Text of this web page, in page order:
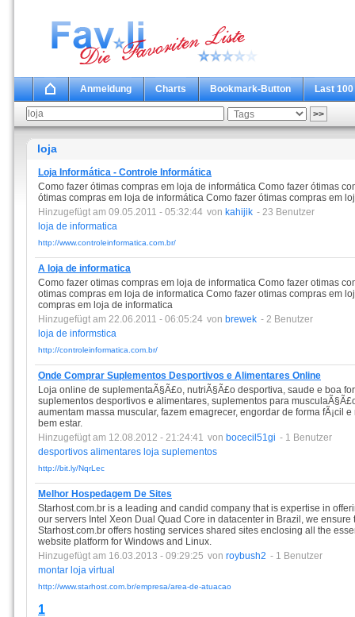
Anmeldung Charts Bookmark-Button Last 100
loja
Loja Informática - Controle Informática
Como fazer ótimas compras em loja de informática Como fazer ótimas
ótimas compras em loja de informática Como fazer ótimas compras em
Hinzugefügt am 09.05.2011 - 05:32:44 von kahijik - 23 Benutzer
loja de informatica
http://www.controleinformatica.com.br/
A loja de informatica
Como fazer otimas compras em loja de informatica Como fazer otimas
otimas compras em loja de informatica Como fazer otimas compras em
compras em loja de informatica
Hinzugefügt am 22.06.2011 - 06:05:24 von brewek - 2 Benutzer
loja de informstica
http://controleinformatica.com.br/
Onde Comprar Suplementos Desportivos e Alimentares Online
Loja online de suplementaÃ§Ã£o, nutriÃ§Ã£o desportiva, saude e boa
suplementos desportivos e alimentares, suplementos para
aumentam massa muscular, fazem emagrecer, engordar de forma fÃ¡cil
bem estar.
Hinzugefügt am 12.08.2012 - 21:24:41 von bocecil51gi - 1 Benutzer
desportivos alimentares loja suplementos
http://bit.ly/NqrLec
Melhor Hospedagem De Sites
Starhost.com.br is a leading and candid company that is expertise in
our servers Intel Xeon Dual Quad Core in datacenter in Brazil, we ensure
Starhost.com.br offers hosting services shared sites enclosing all the
website platform for Windows and Linux.
Hinzugefügt am 16.03.2013 - 09:29:25 von roybush2 - 1 Benutzer
montar loja virtual
http://www.starhost.com.br/empresa/area-de-atuacao
1